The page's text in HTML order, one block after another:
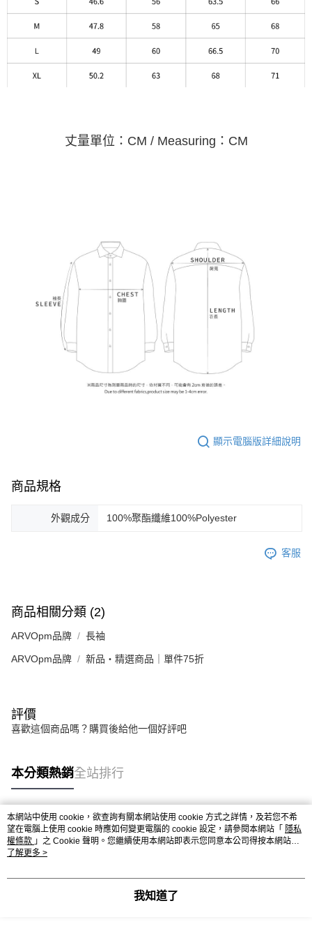
丈量單位：CM / Measuring：CM
顯示電腦版詳細說明
商品規格
外觀成分 100%聚酯纖維100%Polyester
客服
商品相關分類 (2)
ARVOpm品牌 長袖
ARVOpm品牌 新品・精選商品｜單件75折
評價
喜歡這個商品嗎？購買後給他一個好評吧
本分類熱銷全站排行
熱門標籤
本網站中使用 cookie，欲查詢有關本網站使用 cookie 方式之詳情，及若您不希
望在電腦上使用 cookie 時應如何變更電腦的 cookie 設定，請參閱本網站「 隱私
權條款 」之 Cookie 聲明。您繼續使用本網站即表示您同意本公司得按本網站使
用條款之 Cookie 聲明使用 cookie。
了解更多 >
我知道了